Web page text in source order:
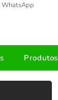
Produtos